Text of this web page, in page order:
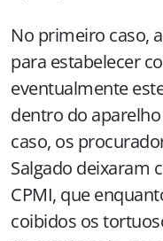
No primeiro caso,
para estabelecer
eventualmente
dentro do
caso, os
Salgado deixaram
CPMI, que
coibidos os